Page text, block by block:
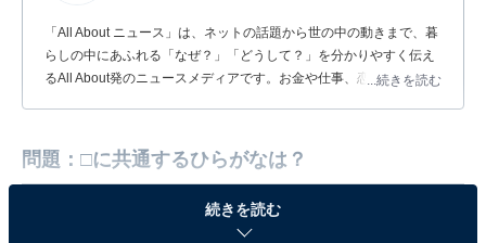
「All About ニュース」は、ネットの話題から世の中の動きまで、暮
らしの中にあふれる「なぜ？」「どうして？」を分かりやすく伝え
るAll About発のニュースメディアです。お金や仕事、恋愛、ITに関
...続きを読む
問題：□に共通するひらがなは？
続きを読む